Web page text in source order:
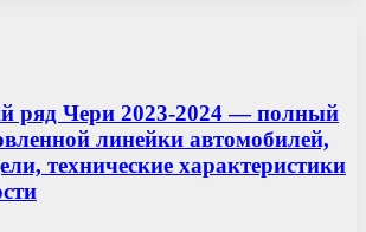
ряд Чери 2023-2024 — полный
линейки автомобилей,
технические характеристики